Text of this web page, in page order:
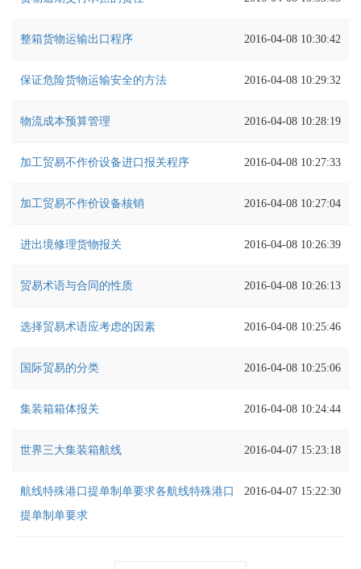
2016-04-08 10:30:42
整箱货物运输出口程序
2016-04-08 10:29:32
保证危险货物运输安全的方法
2016-04-08 10:28:19
物流成本预算管理
2016-04-08 10:27:33
加工贸易不作价设备进口报关程序
2016-04-08 10:27:04
加工贸易不作价设备核销
2016-04-08 10:26:39
进出境修理货物报关
2016-04-08 10:26:13
贸易术语与合同的性质
2016-04-08 10:25:46
选择贸易术语应考虑的因素
2016-04-08 10:25:06
国际贸易的分类
2016-04-08 10:24:44
集装箱箱体报关
2016-04-07 15:23:18
世界三大集装箱航线
2016-04-07 15:22:30
航线特殊港口提单制单要求各航线特殊港口
提单制单要求